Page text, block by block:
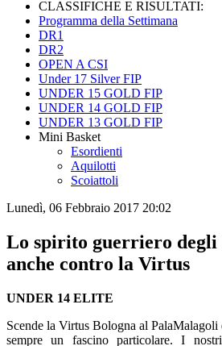
CLASSIFICHE E RISULTATI:
Programma della Settimana
DR1
DR2
OPEN A CSI
Under 17 Silver FIP
UNDER 15 GOLD FIP
UNDER 14 GOLD FIP
UNDER 13 GOLD FIP
Mini Basket
Esordienti
Aquilotti
Scoiattoli
Lunedì, 06 Febbraio 2017 20:02
Lo spirito guerriero degli
anche contro la Virtus
UNDER 14 ELITE
Scende la Virtus Bologna al
sempre un fascino particolare. I